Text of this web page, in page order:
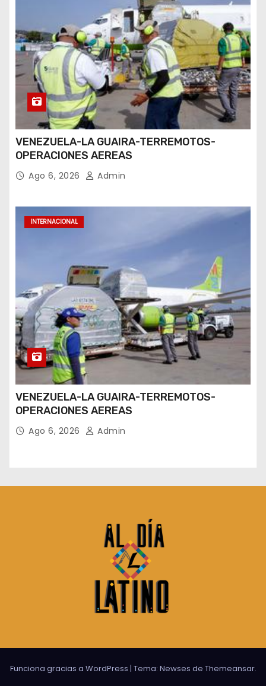
VENEZUELA-LA GUAIRA-TERREMOTOS-
OPERACIONES AEREAS
Ago 6, 2026 Admin
INTERNACIONAL
VENEZUELA-LA GUAIRA-TERREMOTOS-
OPERACIONES AEREAS
Ago 6, 2026 Admin
Funciona gracias a WordPress | Tema: Newses de Themeansar.